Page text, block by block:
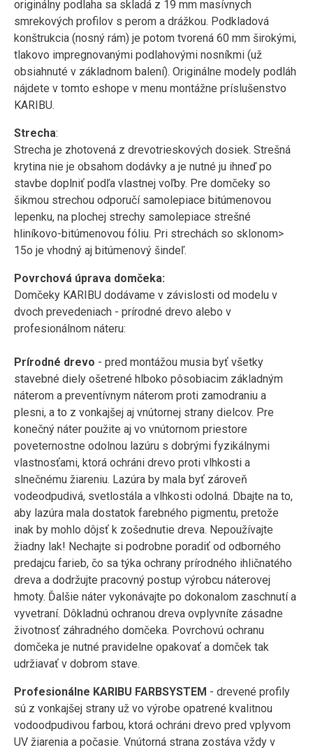
originálny podlaha sa skladá z 19 mm masívnych
smrekových profilov s perom a drážkou. Podkladová
konštrukcia (nosný rám) je potom tvorená 60 mm širokými,
tlakovo impregnovanými podlahovými nosníkmi (už
obsiahnuté v základnom balení). Originálne modely podláh
nájdete v tomto eshope v menu montážne príslušenstvo
KARIBU.
Strecha:
Strecha je zhotovená z drevotrieskových dosiek. Strešná
krytina nie je obsahom dodávky a je nutné ju ihneď po
stavbe doplniť podľa vlastnej voľby. Pre domčeky so
šikmou strechou odporučí samolepiace bitúmenovou
lepenku, na plochej strechy samolepiace strešné
hliníkovo-bitúmenovou fóliu. Pri strechách so sklonom>
15o je vhodný aj bitúmenový šindeľ.
Povrchová úprava domčeka:
Domčeky KARIBU dodávame v závislosti od modelu v
dvoch prevedeniach - prírodné drevo alebo v
profesionálnom náteru:
Prírodné drevo - pred montážou musia byť všetky
stavebné diely ošetrené hlboko pôsobiacim základným
náterom a preventívnym náterom proti zamodraniu a
plesni, a to z vonkajšej aj vnútornej strany dielcov. Pre
konečný náter použite aj vo vnútornom priestore
poveternostne odolnou lazúru s dobrými fyzikálnymi
vlastnosťami, ktorá ochráni drevo proti vlhkosti a
slnečnému žiareniu. Lazúra by mala byť zároveň
vodeodpudivá, svetlostála a vlhkosti odolná. Dbajte na to,
aby lazúra mala dostatok farebného pigmentu, pretože
inak by mohlo dôjsť k zošednutie dreva. Nepoužívajte
žiadny lak! Nechajte si podrobne poradiť od odborného
predajcu farieb, čo sa týka ochrany prírodného ihličnatého
dreva a dodržujte pracovný postup výrobcu náterovej
hmoty. Ďalšie náter vykonávajte po dokonalom zaschnutí a
vyvetraní. Dôkladnú ochranou dreva ovplyvníte zásadne
životnosť záhradného domčeka. Povrchovú ochranu
domčeka je nutné pravidelne opakovať a domček tak
udržiavať v dobrom stave.
Profesionálne KARIBU FARBSYSTEM - drevené profily
sú z vonkajšej strany už vo výrobe opatrené kvalitnou
vodoodpudivou farbou, ktorá ochráni drevo pred vplyvom
UV žiarenia a počasie. Vnútorná strana zostáva vždy v